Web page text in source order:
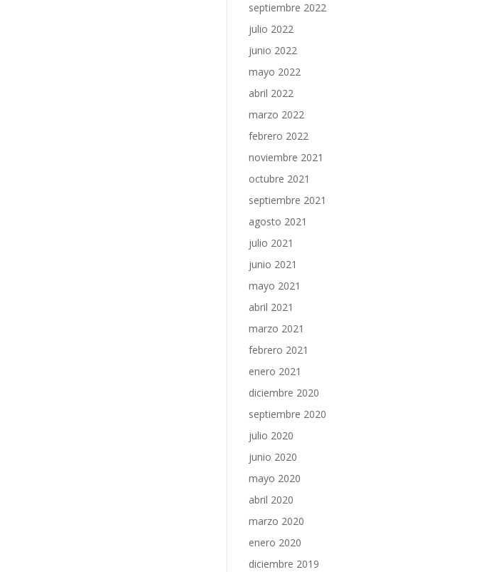
septiembre 2022
julio 2022
junio 2022
mayo 2022
abril 2022
marzo 2022
febrero 2022
noviembre 2021
octubre 2021
septiembre 2021
agosto 2021
julio 2021
junio 2021
mayo 2021
abril 2021
marzo 2021
febrero 2021
enero 2021
diciembre 2020
septiembre 2020
julio 2020
junio 2020
mayo 2020
abril 2020
marzo 2020
enero 2020
diciembre 2019